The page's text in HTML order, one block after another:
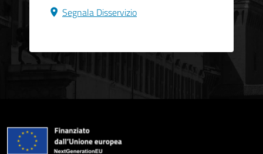
Segnala Disservizio